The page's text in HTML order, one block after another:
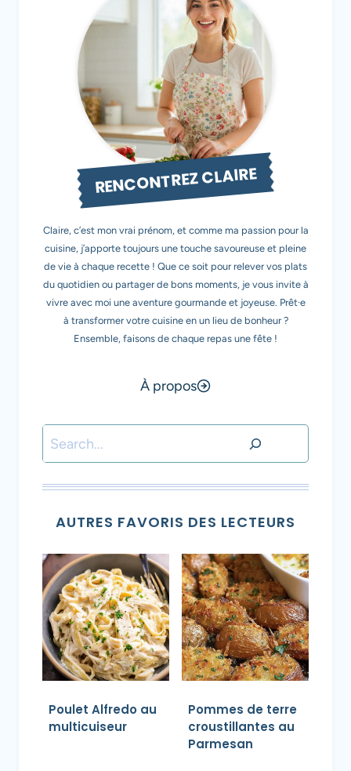
RENCONTREZ CLAIRE
Claire, c’est mon vrai prénom, et comme ma passion pour la
cuisine, j’apporte toujours une touche savoureuse et pleine
de vie à chaque recette ! Que ce soit pour relever vos plats
du quotidien ou partager de bons moments, je vous invite à
vivre avec moi une aventure gourmande et joyeuse. Prêt·e
à transformer votre cuisine en un lieu de bonheur ?
Ensemble, faisons de chaque repas une fête !
À propos
Rechercher
AUTRES FAVORIS DES LECTEURS
Poulet Alfredo au
multicuiseur
Pommes de terre
croustillantes au
Parmesan